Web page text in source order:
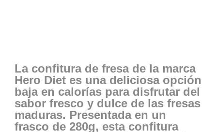
La confitura de fresa de la marca
Hero Diet es una deliciosa opción
baja en calorías para disfrutar del
sabor fresco y dulce de las fresas
maduras. Presentada en un
frasco de 280g, esta confitura